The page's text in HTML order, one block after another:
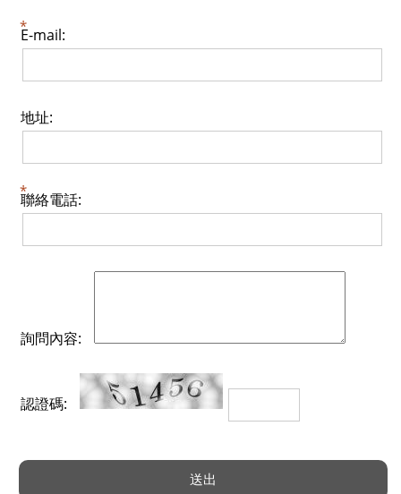
E-mail:
地址:
聯絡電話:
詢問內容:
認證碼: